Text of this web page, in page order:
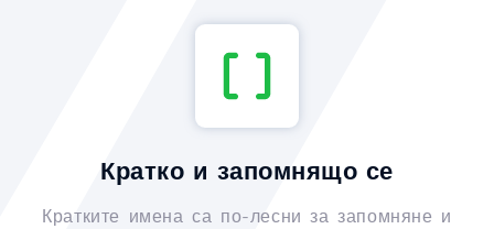
Кратко и запомнящо се
Кратките имена са по-лесни за запомняне и